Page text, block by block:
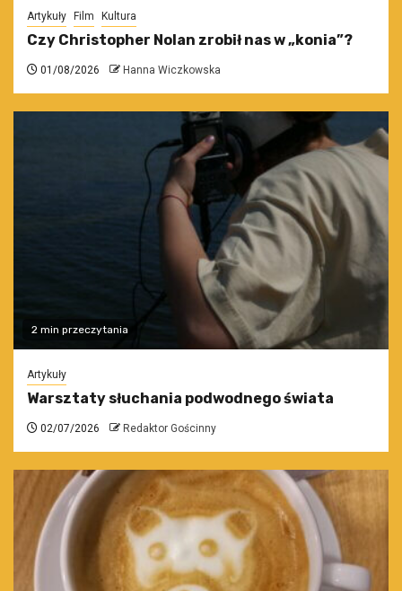
Artykuły Film Kultura
Czy Christopher Nolan zrobił nas w „konia”?
01/08/2026 Hanna Wiczkowska
2 min przeczytania
Artykuły
Warsztaty słuchania podwodnego świata
02/07/2026 Redaktor Gościnny